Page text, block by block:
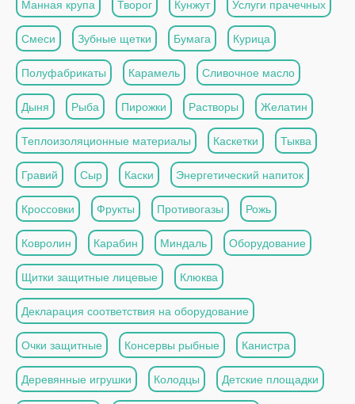
Манная крупа Творог Кунжут Услуги прачечных
Смеси Зубные щетки Бумага Курица
Полуфабрикаты Карамель Сливочное масло
Дыня Рыба Пирожки Растворы Желатин
Теплоизоляционные материалы Каскетки Тыква
Гравий Сыр Каски Энергетический напиток
Кроссовки Фрукты Противогазы Рожь
Ковролин Карабин Миндаль Оборудование
Щитки защитные лицевые Клюква
Декларация соответствия на оборудование
Очки защитные Консервы рыбные Канистра
Деревянные игрушки Колодцы Детские площадки